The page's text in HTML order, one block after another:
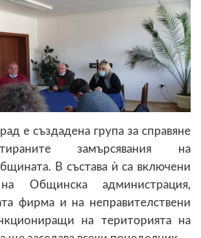
е създадена група за справяне
замърсявания на
В състава ѝ са включени
на Общинска администрация,
фирма и на неправителствени
на територията на